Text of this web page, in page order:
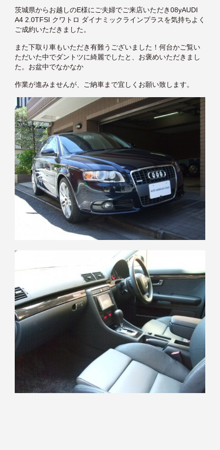
茨城県からお越しのE様にご夫婦でご来店いただき08yAUDI
A4 2.0TFSI クワトロ ダイナミックラインプラスを気持ちよく
ご成約いただきました。
また下取り車もいただき有難うございました！何台かご覧い
ただいた中でダントツに綺麗でしたと、お褒めいただきまし
た。お盆中でなかなか
作業が進みませんが、ご納車まで宜しくお願い致します。